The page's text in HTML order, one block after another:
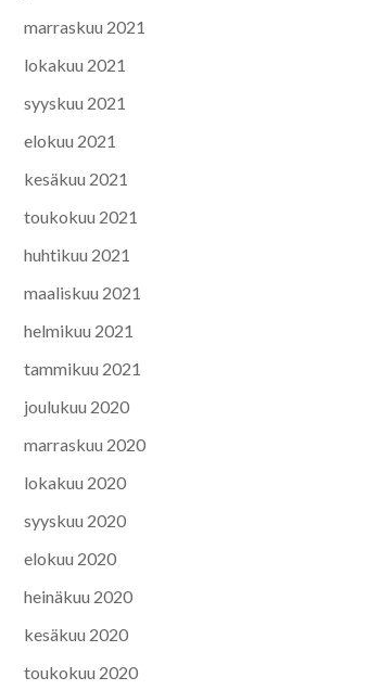
marraskuu 2021
lokakuu 2021
syyskuu 2021
elokuu 2021
kesäkuu 2021
toukokuu 2021
huhtikuu 2021
maaliskuu 2021
helmikuu 2021
tammikuu 2021
joulukuu 2020
marraskuu 2020
lokakuu 2020
syyskuu 2020
elokuu 2020
heinäkuu 2020
kesäkuu 2020
toukokuu 2020